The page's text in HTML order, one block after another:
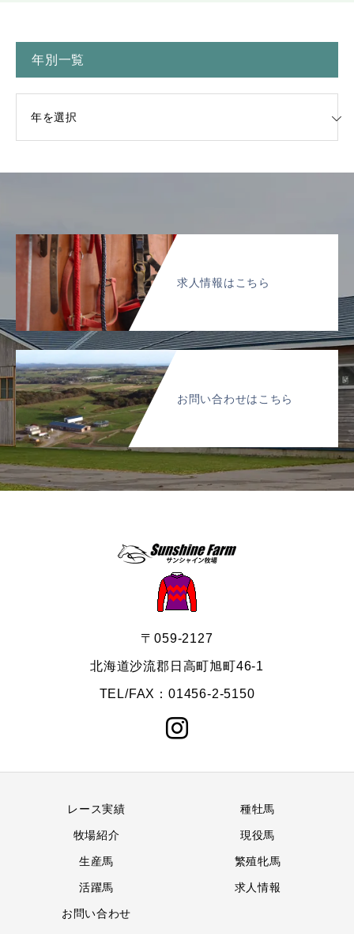
年別一覧
求人情報はこちら
お問い合わせはこちら
〒059-2127
北海道沙流郡日高町旭町46-1
TEL/FAX：01456-2-5150
レース実績 種牡馬
牧場紹介 現役馬
生産馬 繁殖牝馬
活躍馬 求人情報
お問い合わせ